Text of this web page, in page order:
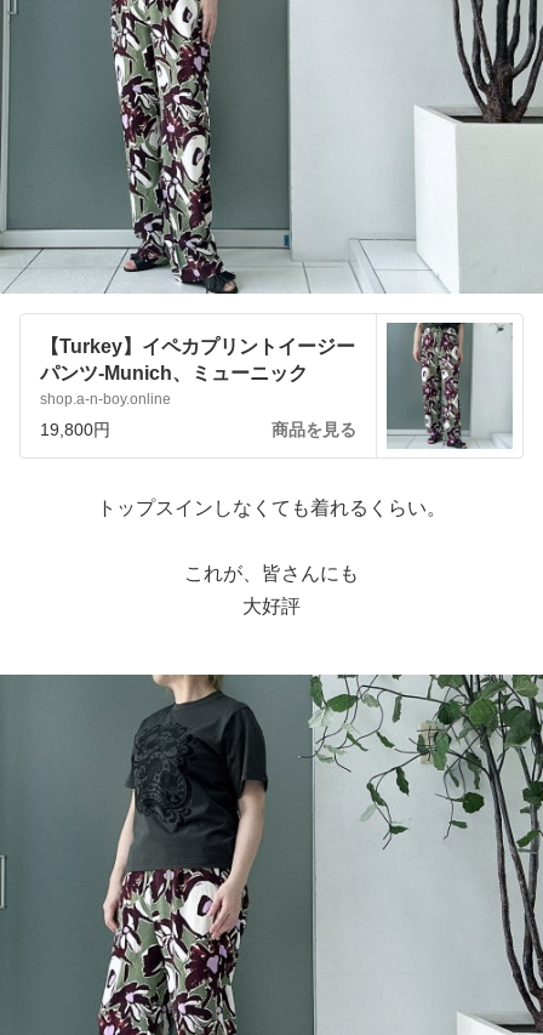
【Turkey】イペカプリントイージー
パンツ-Munich、ミューニック
shop.a-n-boy.online
19,800円 商品を見る
トップスインしなくても着れるくらい。
これが、皆さんにも
大好評